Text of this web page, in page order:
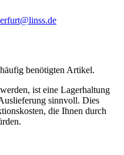
benötigten Artikel.
ist eine Lagerhaltung
sinnvoll. Dies
die Ihnen durch